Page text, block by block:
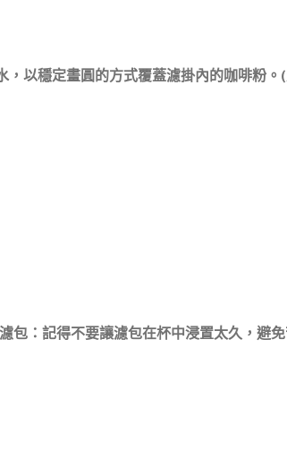
，以穩定畫圓的方式覆蓋濾掛內的咖啡粉
包：記得不要讓濾包在杯中浸置太久，避